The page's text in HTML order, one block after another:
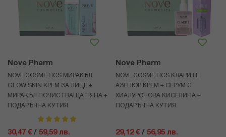
Nove Pharm
NOVE COSMETICS МИРАКЪЛ
GLOW SKIN КРЕМ ЗА ЛИЦЕ +
МИРАКЪЛ ПОЧИСТВАЩА ПЯНА +
ПОДАРЪЧНА КУТИЯ
рейтинг:
30,47 € / 59,59 лв.
Nove Pharm
NOVE COSMETICS КЛАРИТЕ
АЗЕПЮР КРЕМ + СЕРУМ С
ХИАЛУРОНОВА КИСЕЛИНА +
ПОДАРЪЧНА КУТИЯ
29,12 € / 56,95 лв.